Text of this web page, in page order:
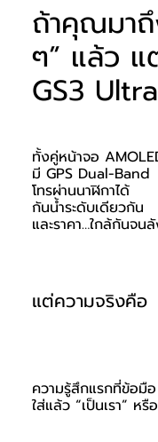
ถ้าคุณมา
ๆ” แล้ว แ
GS3
ทั้งคู่หน้าจอ
มี GPS Dual-Band
โทรผ่านนาฬิกาได้
กันน้ำระดับเดียวกัน
และราคา…ใกล้กันจนลั
แต่ความจริงคือ
ความรู้สึกแรกที่ข้อมือ
ใส่แล้ว “เป็นเรา” หรื